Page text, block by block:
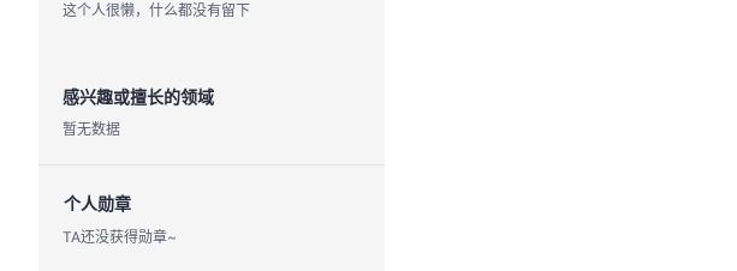
这个人很懒，什么都没有留下
感兴趣或擅长的领域
暂无数据
个人勋章
TA还没获得勋章~